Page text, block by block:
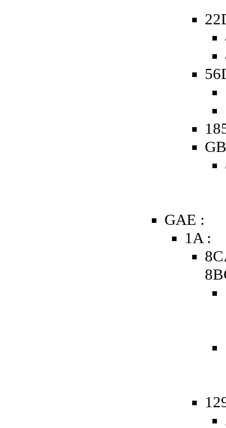
GAE :
1A :